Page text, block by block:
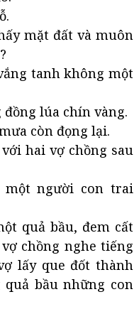
mặt đất và muôn
tanh không một
lúa chín vàng.
còn đọng lại.
hai vợ chồng sau
một người con trai
quả bầu, đem cất
chồng nghe tiếng
lấy que đốt thành
bầu những con